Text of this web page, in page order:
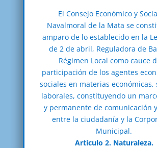
El Consejo Económico y
Navalmoral de la Mata se
amparo de lo establecido en la
de 2 de abril, Reguladora de
Régimen Local como cauce
participación de los agentes
sociales en materias económicas,
laborales, constituyendo un
y permanente de comunicación
entre la ciudadanía y la
Municipal.
Artículo 2. Naturaleza.